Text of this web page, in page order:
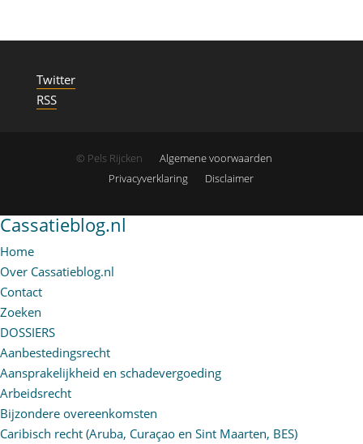
Twitter
RSS
© Pels Rijcken
Algemene voorwaarden
Privacyverklaring
Disclaimer
Cassatieblog.nl
Home
Over Cassatieblog.nl
Contact
Zoeken
DOSSIERS
Aanbestedingsrecht
Aansprakelijkheid en schadevergoeding
Arbeidsrecht
Bijzondere overeenkomsten
Caribisch recht (Aruba, Curaçao en Sint Maarten, BES)